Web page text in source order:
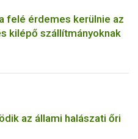
felé érdemes kerülnie az
kilépő szállítmányoknak
az állami halászati őri